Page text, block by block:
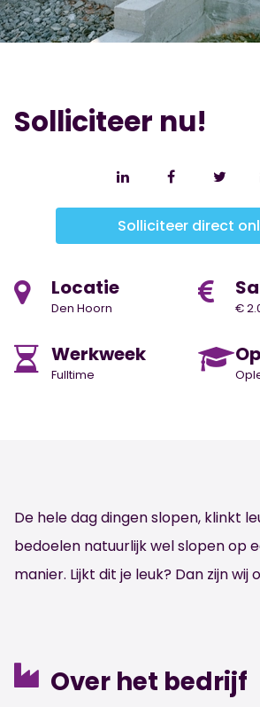
Solliciteer nu!
Solliciteer direct
Locatie
Den Hoorn €
Werkweek
Fulltime
De hele dag dingen slopen, klinkt
bedoelen natuurlijk wel slopen op
manier. Lijkt dit je leuk? Dan zijn wij
Over het bedrijf